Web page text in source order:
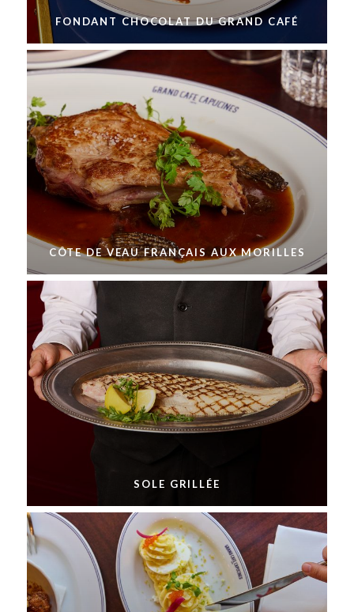
FONDANT CHOCOLAT DU GRAND CAFÉ
CÔTE DE VEAU FRANÇAIS AUX MORILLES
SOLE GRILLÉE